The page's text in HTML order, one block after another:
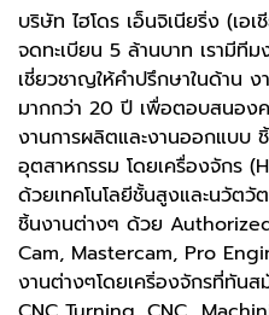
บริษัท ไฮโดร เอ็นจิเนียริ่ง (เ
จดทะเบียน 5 ล้านบาท เรามีที
เชี่ยวชาญให้คำปรึกษาในด้าน
มากกว่า 20 ปี เพื่อตอบสนอง
งานการผลิตและงานออกแบบ
อุตสาหกรรม โดยเครื่องจักร
ด้วยเทคโนโลยีชั้นสูงและนวัต
ชิ้นงานต่างๆ ด้วย
Cam, Mastercam, Pro
งานต่างๆโดยเคริ่องจักรที่ทัน